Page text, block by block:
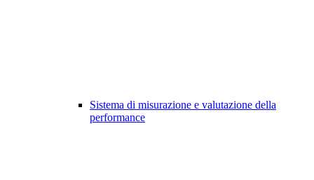
Sistema di misurazione e valutazione della
performance